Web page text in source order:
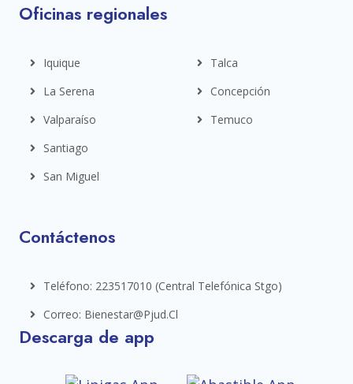
Oficinas regionales
Iquique
La Serena
Valparaíso
Santiago
San Miguel
Talca
Concepción
Temuco
Contáctenos
Teléfono: 223517010 (central Telefónica Stgo)
Correo: Bienestar@pjud.cl
Descarga de app